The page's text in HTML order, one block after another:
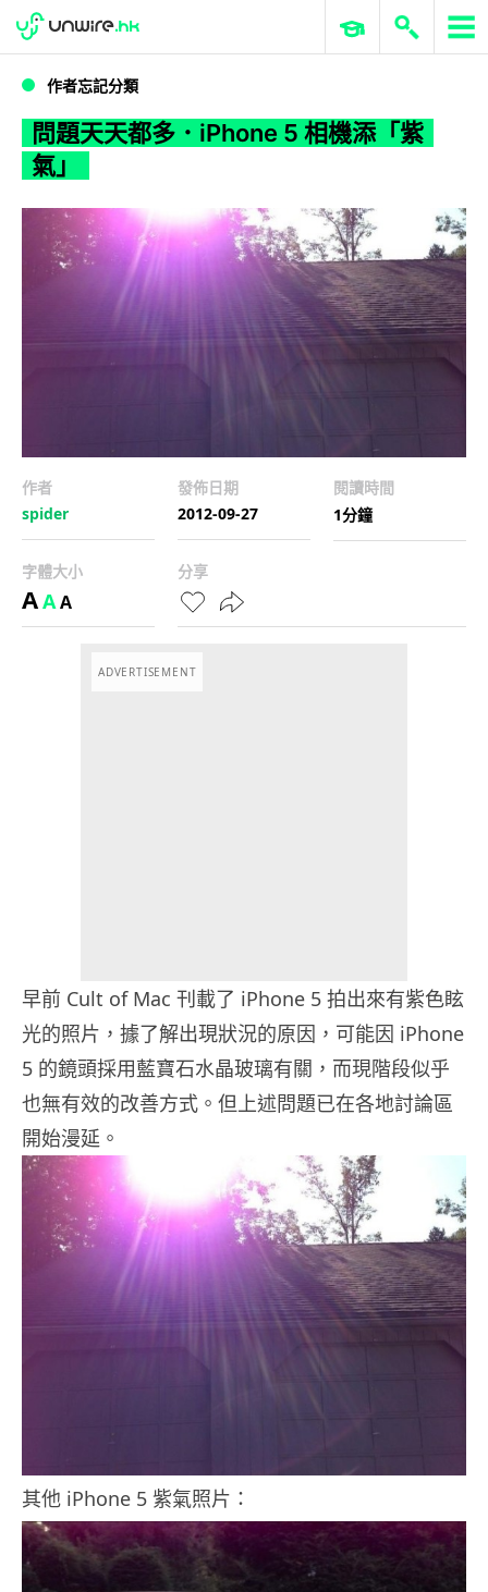
問題天天都多．iPhone 5 相機添「紫氣」
WWDC 2026 ERP 與商業 AI
作者忘記分類
問題天天都多．iPhone 5 相機添「紫
氣」
作者
spider
發佈日期
2012-09-27
閱讀時間
1分鐘
字體大小
AAA
分享
ADVERTISEMENT
早前 Cult of Mac 刊載了 iPhone 5 拍出來有紫色眩
光的照片，據了解出現狀況的原因，可能因 iPhone
5 的鏡頭採用藍寶石水晶玻璃有關，而現階段似乎
也無有效的改善方式。但上述問題已在各地討論區
開始漫延。
其他 iPhone 5 紫氣照片：